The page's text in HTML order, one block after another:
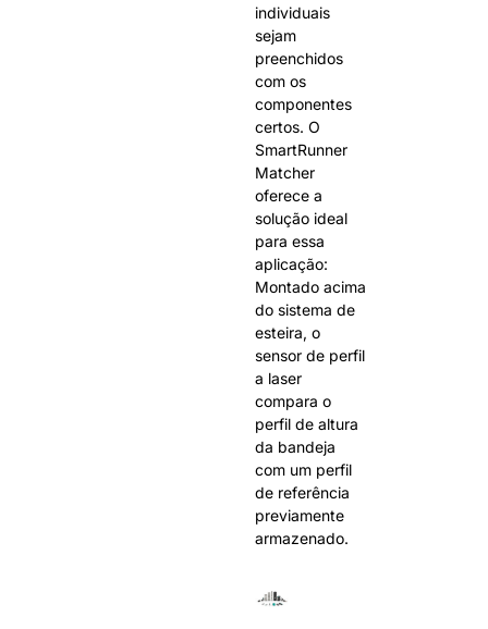
individuais
sejam
preenchidos
com os
componentes
certos. O
SmartRunner
Matcher
oferece a
solução ideal
para essa
aplicação:
Montado acima
do sistema de
esteira, o
sensor de perfil
a laser
compara o
perfil de altura
da bandeja
com um perfil
de referência
previamente
armazenado.